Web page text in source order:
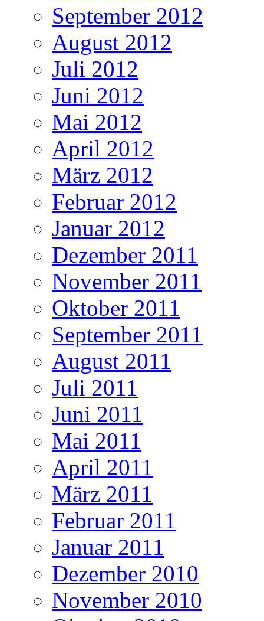
September 2012
August 2012
Juli 2012
Juni 2012
Mai 2012
April 2012
März 2012
Februar 2012
Januar 2012
Dezember 2011
November 2011
Oktober 2011
September 2011
August 2011
Juli 2011
Juni 2011
Mai 2011
April 2011
März 2011
Februar 2011
Januar 2011
Dezember 2010
November 2010